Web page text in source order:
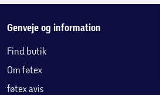
Genveje og information
Find butik
Om føtex
føtex avis